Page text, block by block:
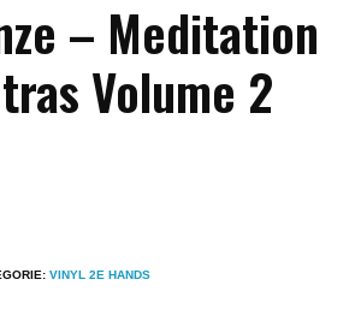
– Meditation
Volume 2
VINYL 2E HANDS